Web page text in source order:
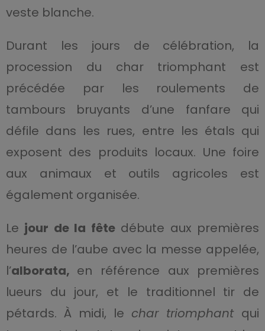
veste blanche.
Durant les jours de célébration, la
procession du char triomphant est
précédée par les roulements de
tambours bruyants d’une fanfare qui
défile dans les rues, entre les étals qui
exposent des produits locaux. Une foire
aux animaux et outils agricoles est
également organisée.
Le jour de la fêtedébute aux premières
heures de l’aube avec la messe appelée,
l’alborata, en référence aux premières
lueurs du jour, et le traditionnel tir de
pétards. À midi, le char triomphant qui